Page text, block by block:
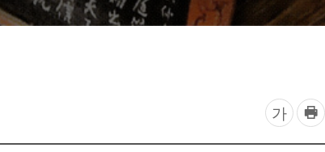
글
자
가
프
린
트